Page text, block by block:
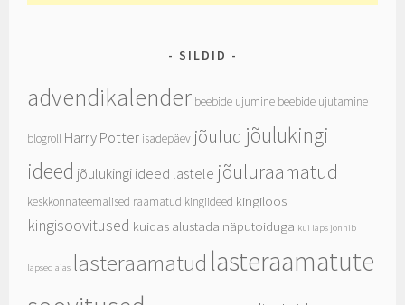
SILDID
advendikalender beebide ujumine beebide ujutamine
blogroll Harry Potter isadepäev jõulud jõulukingi
ideed jõulukingi ideed lastele jõuluraamatud
keskkonnateemalised raamatud kingiideed kingiloos
kingisoovitused kuidas alustada näputoiduga kui laps jonnib
lapsed aias lasteraamatud lasteraamatute